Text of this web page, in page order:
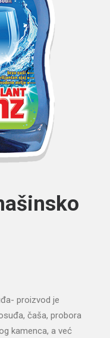
proizvod je
čaša, probora
kamenca, a već